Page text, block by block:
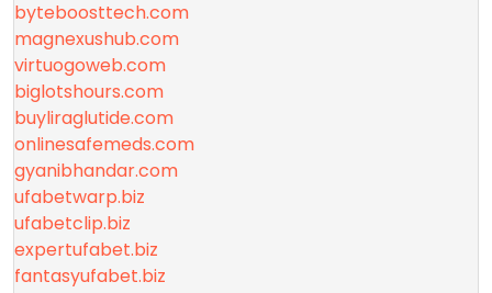
byteboosttech.com
magnexushub.com
virtuogoweb.com
biglotshours.com
buyliraglutide.com
onlinesafemeds.com
gyanibhandar.com
ufabetwarp.biz
ufabetclip.biz
expertufabet.biz
fantasyufabet.biz